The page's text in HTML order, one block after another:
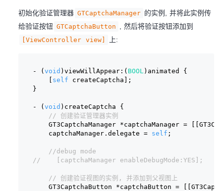
初始化验证管理器 GTCaptchaManager 的实例, 并将此实例传
给验证按钮 GTCaptchaButton , 然后将验证按钮添加到
[ViewController view] 上:
- ( void )viewWillAppear:( BOOL )animated {
self createCaptcha];
}
- ( void )createCaptcha {
// 创建验证管理器实例
GT3CaptchaManager *captchaManager =
    captchaManager.delegate =
self ;
//debug mode
//    [captchaManager enableDebugMode:YES];
// 创建验证视图的实例, 并添加到父视图上
GT3CaptchaButton *captchaButton =